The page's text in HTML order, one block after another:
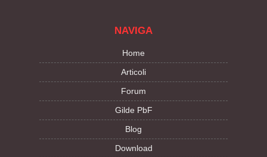
NAVIGA
Home
Articoli
Forum
Gilde PbF
Blog
Download